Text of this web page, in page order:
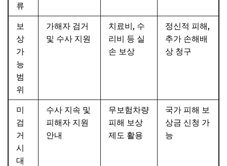
류
보
상
가
능
범
위
가해자 검거
및 수사 지원
치료비, 수
리비 등 실
손 보상
정신적 피해,
추가 손해배
상 청구
미
검
거
시
대
수사 지속 및
피해자 지원
안내
무보험차량
피해 보상
제도 활용
국가 피해 보
상금 신청 가
능